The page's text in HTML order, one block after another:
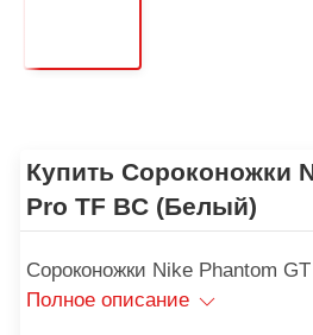
Купить Сороконожки
Pro TF BC (Белый)
Сороконожки Nike Phantom
Полное описание